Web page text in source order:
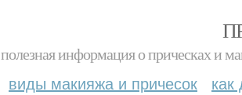
полезная информация о прическах и
виды макияжа и причесок как